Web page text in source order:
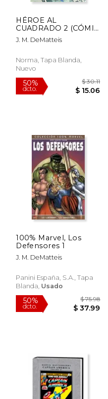
50%
dcto.
$ 201.55
$ 100.78
HÉROE AL
CUADRADO 2 (CÓMIC
USA)
J. M. DeMatteis
Norma, Tapa Blanda,
Nuevo
100% Marvel, Los
Defensores 1
J. M. DeMatteis
Panini España, S.a., Tapa
Blanda, Usado